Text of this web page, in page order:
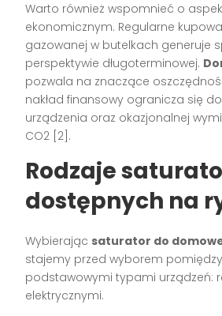
Warto również wspomnieć o
ekonomicznym. Regularne
gazowanej w butelkach generuje
perspektywie długoterminowej.
pozwala na znaczące
nakład finansowy ogranicza się
urządzenia oraz okazjonalnej
CO2 [2].
Rodzaje
dostępnych na
Wybierając saturator do
stajemy przed wyborem
podstawowymi typami urządzeń:
elektrycznymi.